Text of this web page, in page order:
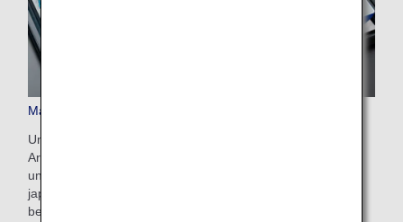
Mahlzeiten und Getränke in der Economy Class
Unsere Speisen und Getränke überzeugen mit exquisiten
Aromen und werden mit der für Japan typischen Hingabe
und Gastfreundschaft präsentiert. Wählen Sie aus
japanischen Gerichten mit ihren einmaligen Aromen,
beliebten westlichen Gerichten und vielem mehr.